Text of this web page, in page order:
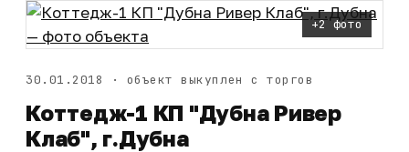
30.01.2018 · объект выкуплен с торгов
Коттедж-1 КП "Дубна Ривер
Клаб", г.Дубна
+2 фото